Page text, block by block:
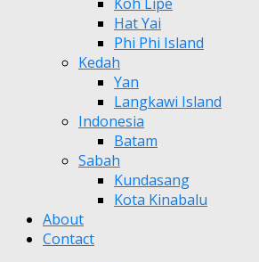
Hat Yai
Phi Phi Island
Kedah
Yan
Langkawi Island
Indonesia
Batam
Sabah
Kundasang
Kota Kinabalu
About
Contact